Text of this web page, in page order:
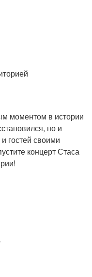
моментом в истории
но и
гостей своими
концерт Стаса